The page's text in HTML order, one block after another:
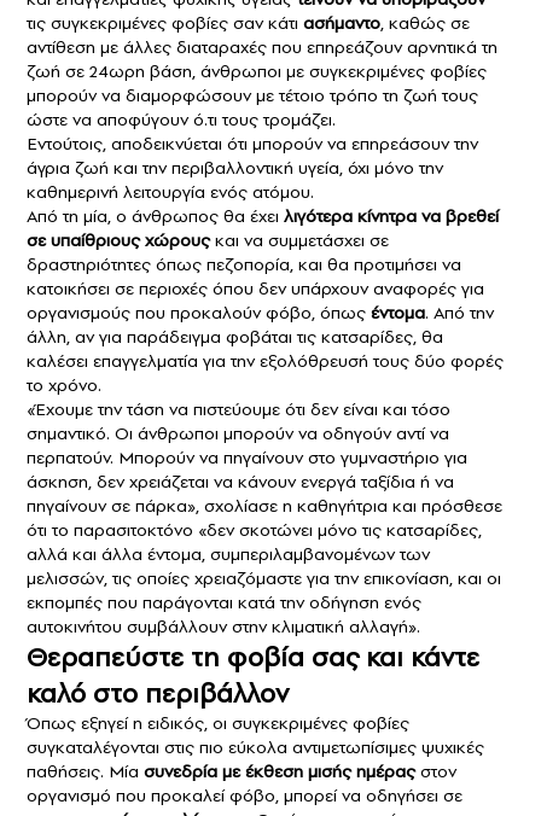
τις συγκεκριμένες φοβίες σαν κάτι ασήμαντο, καθώς σε
αντίθεση με άλλες διαταραχές που επηρεάζουν αρνητικά τη
ζωή σε 24ωρη βάση, άνθρωποι με συγκεκριμένες φοβίες
μπορούν να διαμορφώσουν με τέτοιο τρόπο τη ζωή τους
ώστε να αποφύγουν ό.τι τους τρομάζει.
Εντούτοις, αποδεικνύεται ότι μπορούν να επηρεάσουν την
άγρια ​​ζωή και την περιβαλλοντική υγεία, όχι μόνο την
καθημερινή λειτουργία ενός ατόμου.
Από τη μία, ο άνθρωπος θα έχει λιγότερα κίνητρα να βρεθεί
σε υπαίθριους χώρουςκαι να συμμετάσχει σε
δραστηριότητες όπως πεζοπορία, και θα προτιμήσει να
κατοικήσει σε περιοχές όπου δεν υπάρχουν αναφορές για
οργανισμούς που προκαλούν φόβο, όπως έντομα. Από την
άλλη, αν για παράδειγμα φοβάται τις κατσαρίδες, θα
καλέσει επαγγελματία για την εξολόθρευσή τους δύο φορές
το χρόνο.
«Έχουμε την τάση να πιστεύουμε ότι δεν είναι και τόσο
σημαντικό. Οι άνθρωποι μπορούν να οδηγούν αντί να
περπατούν. Μπορούν να πηγαίνουν στο γυμναστήριο για
άσκηση, δεν χρειάζεται να κάνουν ενεργά ταξίδια ή να
πηγαίνουν σε πάρκα», σχολίασε η καθηγήτρια και πρόσθεσε
ότι το παρασιτοκτόνο «δεν σκοτώνει μόνο τις κατσαρίδες,
αλλά και άλλα έντομα, συμπεριλαμβανομένων των
μελισσών, τις οποίες χρειαζόμαστε για την επικονίαση, και οι
εκπομπές που παράγονται κατά την οδήγηση ενός
αυτοκινήτου συμβάλλουν στην κλιματική αλλαγή».
Θεραπεύστε τη φοβία σας και κάντε
καλό στο περιβάλλον
Όπως εξηγεί η ειδικός, οι συγκεκριμένες φοβίες
συγκαταλέγονται στις πιο εύκολα αντιμετωπίσιμες ψυχικές
παθήσεις. Μία συνεδρία με έκθεση μισής ημέραςστον
οργανισμό που προκαλεί φόβο, μπορεί να οδηγήσει σε